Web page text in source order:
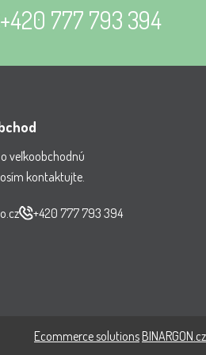
+420 777 793 394
o veľkoobchodnú
kontaktujte.
+420 777 793 394
Ecommerce solutions BINARGON.cz